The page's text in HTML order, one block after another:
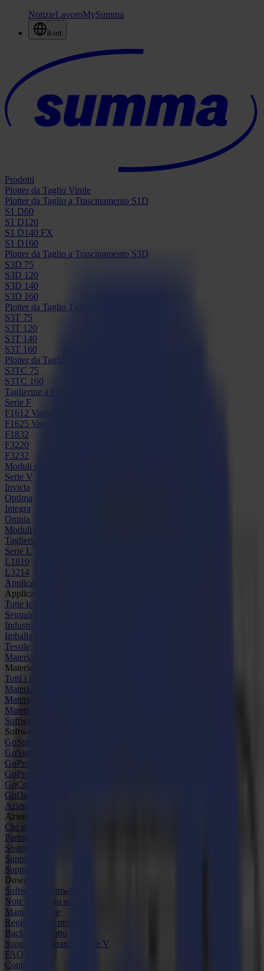
NotizieLavoroMySumma
it-int
Prodotti
Plotter da Taglio Vinile
Plotter da Taglio a Trascinamento S1D
S1 D60
S1 D120
S1 D140 FX
S1 D160
Plotter da Taglio a Trascinamento S3D
S3D 75
S3D 120
S3D 140
S3D 160
Plotter da Taglio Tangenziali S3T
S3T 75
S3T 120
S3T 140
S3T 160
Plotter da Taglio Tangenziali con Telecamera S3TC
S3TC 75
S3TC 160
Taglierine a Piano Fisso
Serie F
F1612 Vantage
F1625 Vantage
F1832
F3220
F3232
Moduli e Strumenti
Serie V
Invicta
Optima
Integra
Omnia
Moduli e Strumenti
Taglierine Laser
Serie L
L1810
L3214
Applicazioni
Applicazioni
Tutte le applicazioni
Segnaletica e Display
Industriale
Imballaggio
Tessile
Materiali
Materiali
Tutti i materiali
Materiali rigidi
Materiali flessibili
Materiali speciali
Software
Software
GoSuite
GoSign Plotter da Taglio
GoProduce Flatbed
GoProduce Laser
GoConnect Automazione
GoData Gestione
Azienda
Azienda
Chi siamo
Partner
Sostenibilità
Supporto
Supporto
Download
Software e firmware
Note di rilascio software
Manuali utente
Registrazione prodotto
Backup prodotto
Supporto e garanzia Serie V
FAQ
Contatto